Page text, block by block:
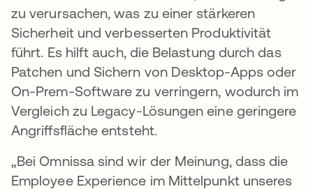
zu verursachen, was zu einer stärkeren
Sicherheit und verbesserten Produktivität
führt. Es hilft auch, die Belastung durch das
Patchen und Sichern von Desktop-Apps oder
On-Prem-Software zu verringern, wodurch im
Vergleich zu Legacy-Lösungen eine geringere
Angriffsfläche entsteht.
„Bei Omnissa sind wir der Meinung, dass die
Employee Experience im Mittelpunkt unseres